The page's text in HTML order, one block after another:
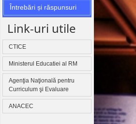
Întrebări și răspunsuri
Link-uri utile
CTICE
Ministerul Educatiei al RM
Agenţia Naţională pentru
Curriculum şi Evaluare
ANACEC